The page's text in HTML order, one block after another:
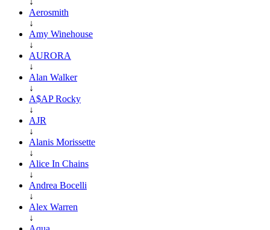
Aerosmith
↓
Amy Winehouse
↓
AURORA
↓
Alan Walker
↓
A$AP Rocky
↓
AJR
↓
Alanis Morissette
↓
Alice In Chains
↓
Andrea Bocelli
↓
Alex Warren
↓